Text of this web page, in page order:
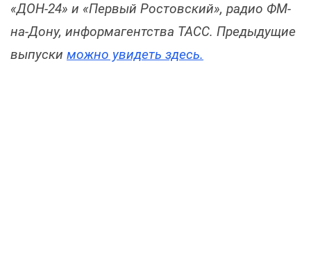
«ДОН-24» и «Первый Ростовский», радио ФМ-
на-Дону, информагентства ТАСС. Предыдущие
выпуски можно увидеть здесь.